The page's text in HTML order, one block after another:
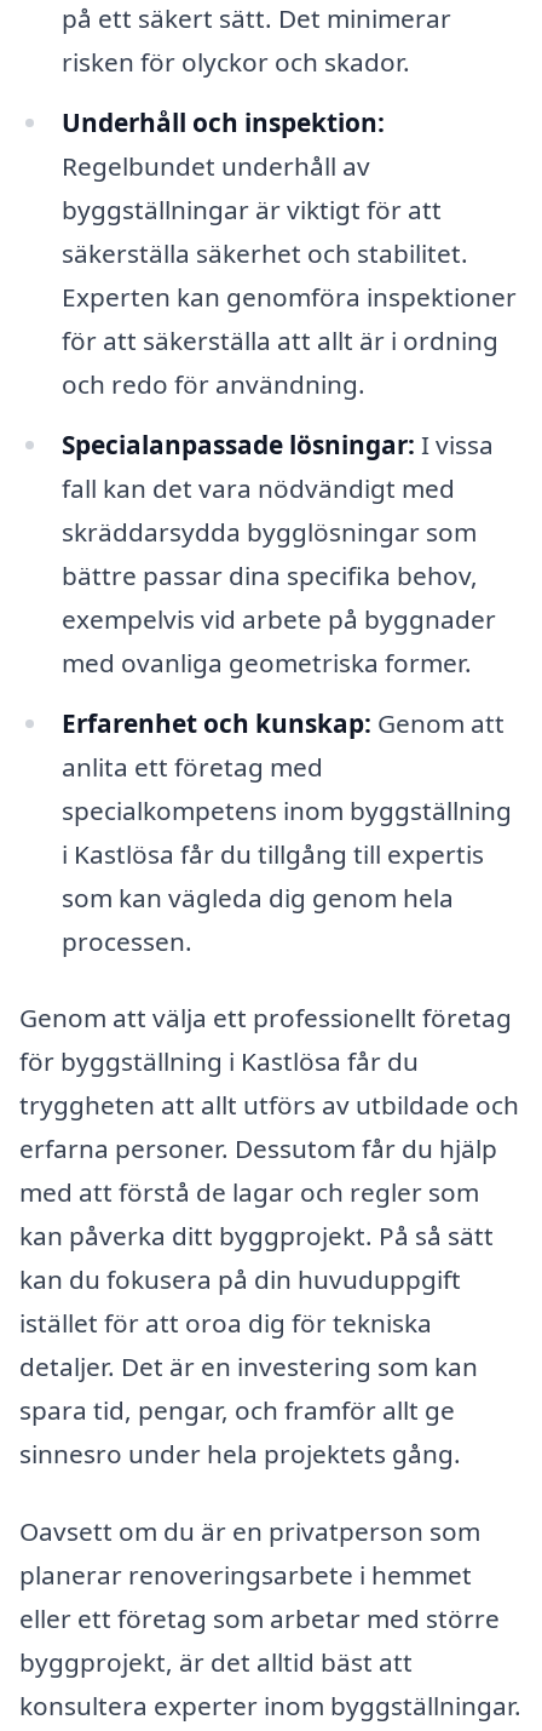
på ett säkert sätt. Det minimerar
risken för olyckor och skador.
Underhåll och inspektion:
Regelbundet underhåll av
byggställningar är viktigt för att
säkerställa säkerhet och stabilitet.
Experten kan genomföra inspektioner
för att säkerställa att allt är i ordning
och redo för användning.
Specialanpassade lösningar: I vissa
fall kan det vara nödvändigt med
skräddarsydda bygglösningar som
bättre passar dina specifika behov,
exempelvis vid arbete på byggnader
med ovanliga geometriska former.
Erfarenhet och kunskap: Genom att
anlita ett företag med
specialkompetens inom byggställning
i Kastlösa får du tillgång till expertis
som kan vägleda dig genom hela
processen.
Genom att välja ett professionellt företag
för byggställning i Kastlösa får du
tryggheten att allt utförs av utbildade och
erfarna personer. Dessutom får du hjälp
med att förstå de lagar och regler som
kan påverka ditt byggprojekt. På så sätt
kan du fokusera på din huvuduppgift
istället för att oroa dig för tekniska
detaljer. Det är en investering som kan
spara tid, pengar, och framför allt ge
sinnesro under hela projektets gång.
Oavsett om du är en privatperson som
planerar renoveringsarbete i hemmet
eller ett företag som arbetar med större
byggprojekt, är det alltid bäst att
konsultera experter inom byggställningar.